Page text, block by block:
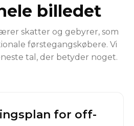
billedet
skatter og gebyrer, som
førstegangskøbere. Vi
tal, der betyder noget.
for off-